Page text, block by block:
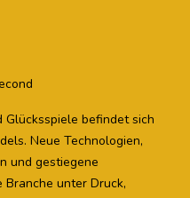
befindet sich
Neue Technologien,
und gestiegene
unter Druck,